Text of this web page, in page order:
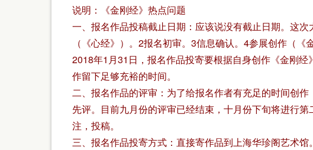
说明：《金刚经》热点问题
一、报名作品投稿截止日期：应该说没有截止日期。这次
（《心经》）。2报名初审。3信息确认。4参展创作（《
2018年1月31日，报名作品投寄要根据自身创作《金刚
作留下足够充裕的时间。
二、报名作品的评审：为了给报名作者有充足的时间创
先评。目前九月份的评审已经结束，十月份下旬将进行
注，投稿。
三、报名作品投寄方式：直接寄作品到上海华珍阁艺术